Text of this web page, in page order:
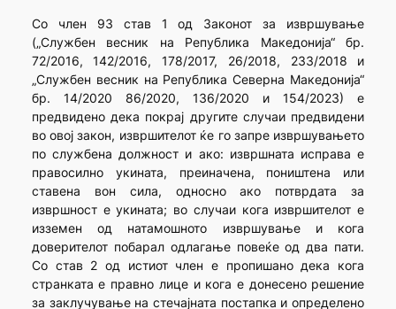
Со член 93 став 1 од Законот за извршување
(„Службен весник на Република Македонија“ бр.
72/2016, 142/2016, 178/2017, 26/2018, 233/2018 и
„Службен весник на Република Северна Македонија“
бр. 14/2020 86/2020, 136/2020 и 154/2023) е
предвидено дека покрај другите случаи предвидени
во овој закон, извршителот ќе го запре извршувањето
по службена должност и ако: извршната исправа е
правосилно укината, преиначена, поништена или
ставена вон сила, односно ако потврдата за
извршност е укината; во случаи кога извршителот е
изземен од натамошното извршување и кога
доверителот побарал одлагање повеќе од два пати.
Со став 2 од истиот член е пропишано дека кога
странката е правно лице и кога е донесено решение
за заклучување на стечајната постапка и определено